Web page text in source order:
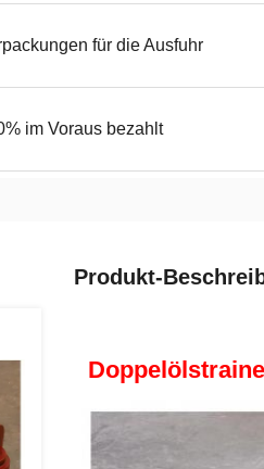
für die Ausfuhr
im Voraus bezahlt
Produkt-